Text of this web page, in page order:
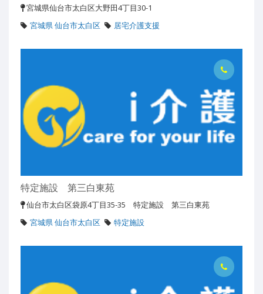
宮城県仙台市太白区大野田4丁目30-1
宮城県 仙台市太白区
居宅介護支援
特定施設 第三白東苑
仙台市太白区袋原4丁目35-35 特定施設 第三白東苑
宮城県 仙台市太白区
特定施設